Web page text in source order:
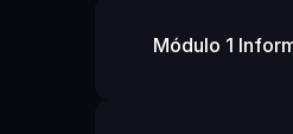
Módulo 1